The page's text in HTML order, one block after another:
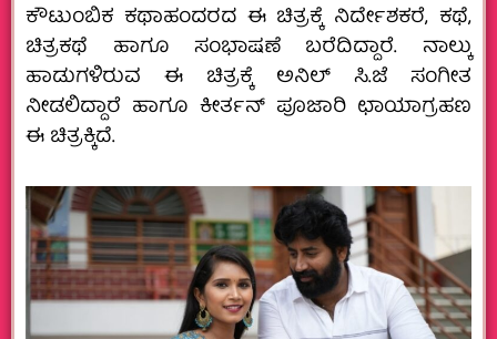
ಕೌಟುಂಬಿಕ ಕಥಾಹಂದರದ ಈ ಚಿತ್ರಕ್ಕೆ ನಿರ್ದೇಶಕರೆ, ಕಥೆ,
ಚಿತ್ರಕಥೆ ಹಾಗೂ ಸಂಭಾಷಣೆ ಬರೆದಿದ್ದಾರೆ. ನಾಲ್ಕು
ಹಾಡುಗಳಿರುವ ಈ ಚಿತ್ರಕ್ಕೆ ಅನಿಲ್ ಸಿ.ಜೆ ಸಂಗೀತ
ನೀಡಲಿದ್ದಾರೆ ಹಾಗೂ ಕೀರ್ತನ್ ಪೂಜಾರಿ ಛಾಯಾಗ್ರಹಣ
ಈ ಚಿತ್ರಕ್ಕಿದೆ.